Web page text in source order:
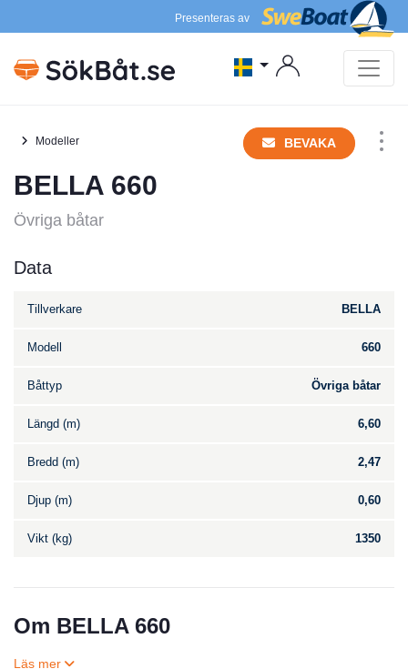
Presenteras av
Modeller BEVAKA
BELLA 660
Övriga båtar
Data
Tillverkare BELLA
Modell 660
Båttyp Övriga båtar
Längd (m) 6,60
Bredd (m) 2,47
Djup (m) 0,60
Vikt (kg) 1350
Om BELLA 660